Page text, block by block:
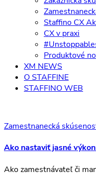
Staffino CX
CX v praxi
Produktové
XM NEWS
O STAFFINE
STAFFINO WEB
Zamestnanecká
Ako nastaviť jasné
Ako zamestnávateľ či